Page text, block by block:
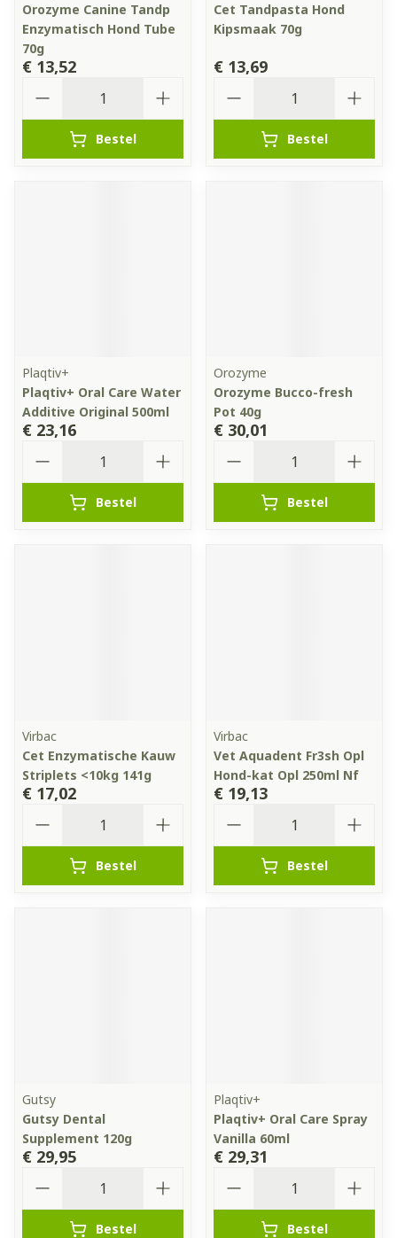
Orozyme Canine Tandp
Enzymatisch Hond Tube
70g
€ 13,52
Bestel
Cet Tandpasta Hond
Kipsmaak 70g
€ 13,69
Bestel
Plaqtiv+
Plaqtiv+ Oral Care Water
Additive Original 500ml
€ 23,16
Bestel
Orozyme
Orozyme Bucco-fresh
Pot 40g
€ 30,01
Bestel
Virbac
Cet Enzymatische Kauw
Striplets <10kg 141g
€ 17,02
Bestel
Virbac
Vet Aquadent Fr3sh Opl
Hond-kat Opl 250ml Nf
€ 19,13
Bestel
Gutsy
Gutsy Dental
Supplement 120g
€ 29,95
Bestel
Plaqtiv+
Plaqtiv+ Oral Care Spray
Vanilla 60ml
€ 29,31
Bestel